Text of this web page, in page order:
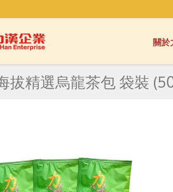
關於
拔精選烏龍茶包 袋裝